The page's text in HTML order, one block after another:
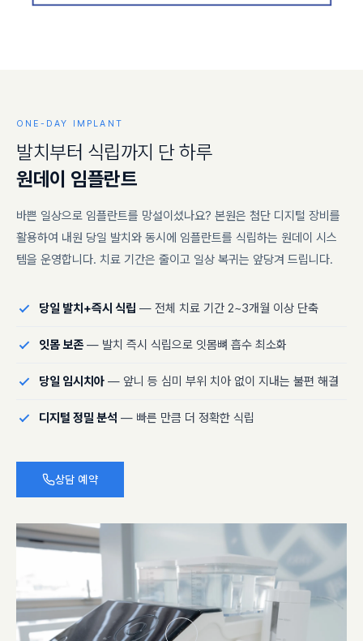
ONE-DAY IMPLANT
발치 부터 식립까지 단하루
원데 이 임플란트
바쁜 일상으로 임플란트를 망설이셨나요? 본원은 첨단 디지털 장비를
활용하여 내원 당일 발치와 동시에 임플란트를 식립하는 원데이 시스
템을 운영합니다. 치료 기간은 줄이고 일상 복귀는 앞당겨 드립니다.
당일 발치+즉시 식립 — 전체 치료 기간 2~3개월 이상 단축
잇몸 보존 — 발치 즉시 식립으로 잇몸뼈 흡수 최소화
당일 임시치아 — 앞니 등 심미 부위 치아 없이 지내는 불편 해결
디지털 정밀 분석 — 빠른 만큼 더 정확한 식립
상담 예약